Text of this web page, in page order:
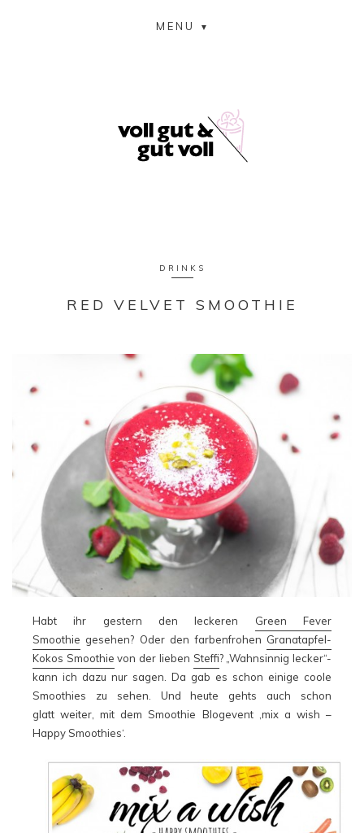
MENU
DRINKS
RED VELVET SMOOTHIE
Habt ihr gestern den leckeren Green Fever
Smoothie gesehen? Oder den farbenfrohen Granatapfel-
Kokos Smoothie von der lieben Steffi? „Wahnsinnig lecker“-
kann ich dazu nur sagen. Da gab es schon einige coole
Smoothies zu sehen. Und heute gehts auch schon
glatt weiter, mit dem Smoothie Blogevent ‚mix a wish –
Happy Smoothies‘.